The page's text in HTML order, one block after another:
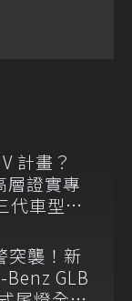
計畫？
證實專
代車型不
突襲！新
GLB